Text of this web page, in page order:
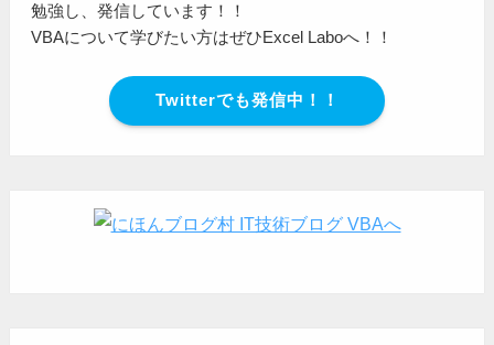
勉強し、発信しています！！
VBAについて学びたい方はぜひExcel Laboへ！！
Twitterでも発信中！！